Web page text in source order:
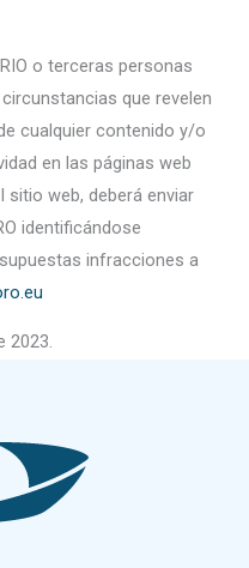
o terceras personas
que revelen
cualquier contenido y/o
en las páginas web
sitio web, deberá enviar
identificándose
infracciones a
2023.